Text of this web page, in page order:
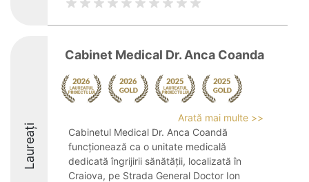
Laureați
Cabinet Medical Dr. Anca Coanda
Arată mai multe >>
Cabinetul Medical Dr. Anca Coandă
funcționează ca o unitate medicală
dedicată îngrijirii sănătății, localizată în
Craiova, pe Strada General Doctor Ion